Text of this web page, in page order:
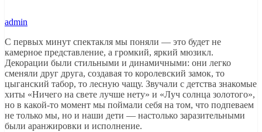
admin
С первых минут спектакля мы поняли — это будет не
камерное представление, а громкий, яркий мюзикл.
Декорации были стильными и динамичными: они легко
сменяли друг друга, создавая то королевский замок, то
цыганский табор, то лесную чащу. Звучали с детства знакомые
хиты «Ничего на свете лучше нету» и «Луч солнца золотого»,
но в какой-то момент мы поймали себя на том, что подпеваем
не только мы, но и наши дети — настолько заразительными
были аранжировки и исполнение.